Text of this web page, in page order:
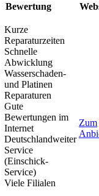
Bewertung
Kurze
Reparaturzeiten
Schnelle
Abwicklung
Wasserschaden-
und Platinen
Reparaturen
Gute
Bewertungen im
Internet
Deutschlandweiter
Service
(Einschick-
Service)
Viele Filialen
Zum